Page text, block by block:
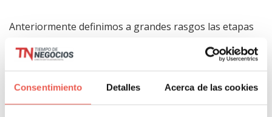
Consentimiento Detalles Acerca de las cookies
Anteriormente definimos a grandes rasgos las etapas
para el desarrollo de una estrategia B2B. Además de
tomar en cuenta esos lineamientos, hay elementos